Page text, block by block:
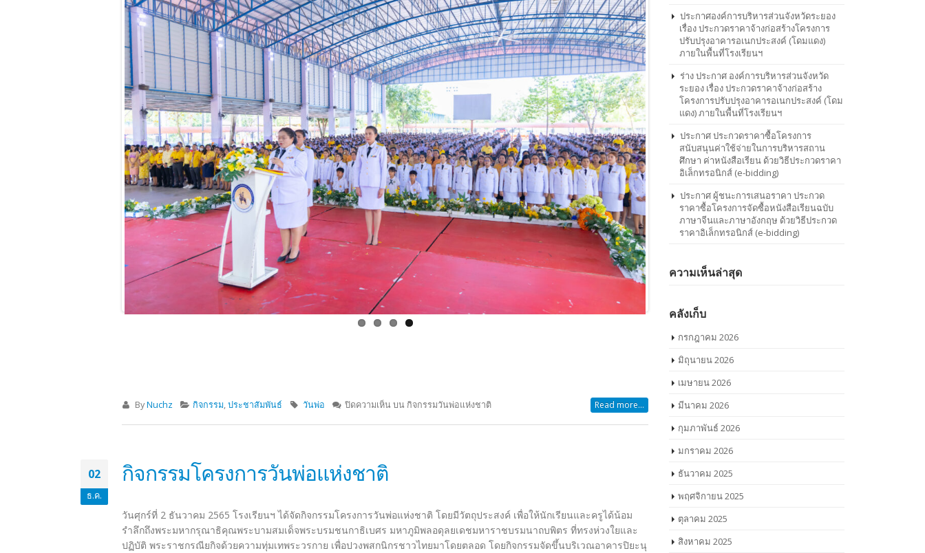
ByNuchz กิจกรรม,ประชาสัมพันธ์ วันพ่อ ปิดความเห็นบน กิจกรรมวันพ่อแห่งชาติ Read more...
02
ธ.ค.
กิจกรรมโครงการวันพ่อแห่งชาติ
วันศุกร์ที่ 2 ธันวาคม 2565 โรงเรียนฯ ได้จัดกิจกรรมโครงการวันพ่อแห่งชาติ โดยมีวัตถุประสงค์ เพื่อให้นักเรียนและครูได้น้อม
รำลึกถึงพระมหากรุณาธิคุณพระบามสมเด็จพระบรมชนกาธิเบศร มหาภูมิพลอดุลยเดชมหาราชบรมนาถบพิตร ที่ทรงห่วงใยและ
ปฏิบัติ พระราชกรณียกิจด้วยความทุ่มเทพระวรกาย เพื่อปวงพสกนิกรชาวไทยมาโดยตลอด โดยกิจกรรมจัดขึ้นบริเวณอาคารปิยะนุ
ประกาศองค์การบริหารส่วนจังหวัดระยอง
เรื่อง ประกวดราคาจ้างก่อสร้างโครงการ
ปรับปรุงอาคารอเนกประสงค์ (โดมแดง)
ภายในพื้นที่โรงเรียนฯ
ร่าง ประกาศ องค์การบริหารส่วนจังหวัด
ระยอง เรื่อง ประกวดราคาจ้างก่อสร้าง
โครงการปรับปรุงอาคารอเนกประสงค์ (โดม
แดง) ภายในพื้นที่โรงเรียนฯ
ประกาศ ประกวดราคาซื้อโครงการ
สนับสนุนค่าใช้จ่ายในการบริหารสถาน
ศึกษา ค่าหนังสือเรียน ด้วยวิธีประกวดราคา
อิเล็กทรอนิกส์ (e-bidding)
ประกาศ ผู้ชนะการเสนอราคา ประกวด
ราคาซื้อโครงการจัดซื้อหนังสือเรียนฉบับ
ภาษาจีนและภาษาอังกฤษ ด้วยวิธีประกวด
ราคาอิเล็กทรอนิกส์ (e-bidding)
ความเห็นล่าสุด
คลังเก็บ
กรกฎาคม 2026
มิถุนายน 2026
เมษายน 2026
มีนาคม 2026
กุมภาพันธ์ 2026
มกราคม 2026
ธันวาคม 2025
พฤศจิกายน 2025
ตุลาคม 2025
สิงหาคม 2025